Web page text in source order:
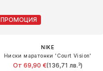
ПРОМОЦИЯ
NIKE
Ниски маратонки 'Court Vision'
От 69,90 €(136,71 лв.³)